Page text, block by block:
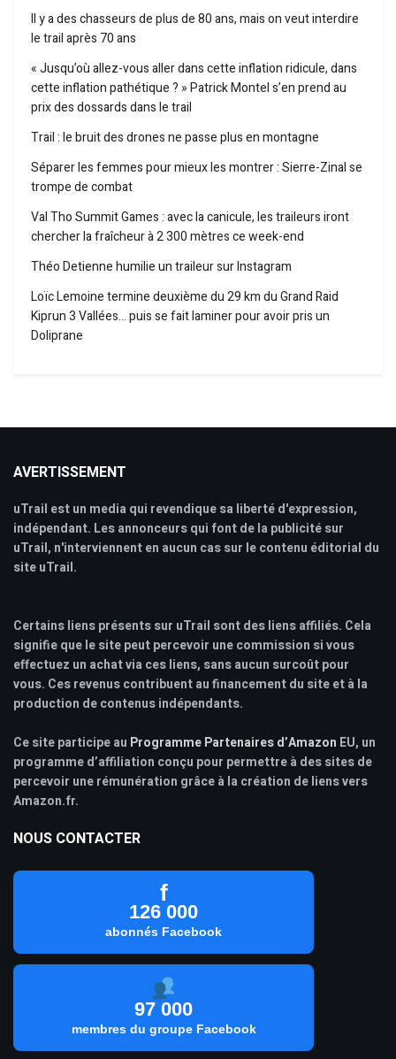
Il y a des chasseurs de plus de 80 ans, mais on veut interdire
le trail après 70 ans
« Jusqu’où allez-vous aller dans cette inflation ridicule, dans
cette inflation pathétique ? » Patrick Montel s’en prend au
prix des dossards dans le trail
Trail : le bruit des drones ne passe plus en montagne
Séparer les femmes pour mieux les montrer : Sierre-Zinal se
trompe de combat
Val Tho Summit Games : avec la canicule, les traileurs iront
chercher la fraîcheur à 2 300 mètres ce week-end
Théo Detienne humilie un traileur sur Instagram
Loïc Lemoine termine deuxième du 29 km du Grand Raid
Kiprun 3 Vallées… puis se fait laminer pour avoir pris un
Doliprane
AVERTISSEMENT
uTrail est un media qui revendique sa liberté d'expression,
indépendant. Les annonceurs qui font de la publicité sur
uTrail, n'interviennent en aucun cas sur le contenu éditorial du
site uTrail.
Certains liens présents sur uTrail sont des liens affiliés. Cela
signifie que le site peut percevoir une commission si vous
effectuez un achat via ces liens, sans aucun surcoût pour
vous. Ces revenus contribuent au financement du site et à la
production de contenus indépendants.
Ce site participe au Programme Partenaires d’Amazon EU, un
programme d’affiliation conçu pour permettre à des sites de
percevoir une rémunération grâce à la création de liens vers
Amazon.fr.
NOUS CONTACTER
f
126 000
abonnés Facebook
97 000
membres du groupe Facebook